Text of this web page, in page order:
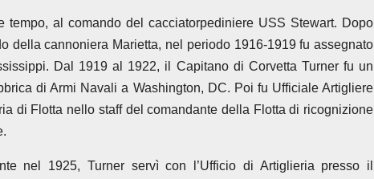
tempo, al comando del cacciatorpediniere USS Stewart. Dopo
della cannoniera Marietta, nel periodo 1916-1919 fu assegnato
Dal 1919 al 1922, il Capitano di Corvetta Turner fu un
di Armi Navali a Washington, DC. Poi fu Ufficiale Artigliere
di Flotta nello staff del comandante della Flotta di ricognizione
nel 1925, Turner servì con l’Ufficio di Artiglieria presso il